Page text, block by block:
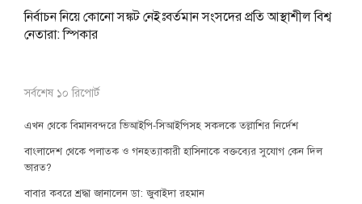
নির্বাচন নিয়ে কোনো সঙ্কট নেইঃবর্তমান সংসদের প্রতি আস্থাশীল বিশ্ব
নেতারা: স্পিকার
সর্বশেষ ১০ রিপোর্ট
এখন থেকে বিমানবন্দরে ভিআইপি-সিআইপিসহ সকলকে তল্লাশির নির্দেশ
বাংলাদেশ থেকে পলাতক ও গনহত্যাকারী হাসিনাকে বক্তব্যের সুযোগ কেন দিল
ভারত?
বাবার কবরে শ্রদ্ধা জানালেন ডা: জুবাইদা রহমান